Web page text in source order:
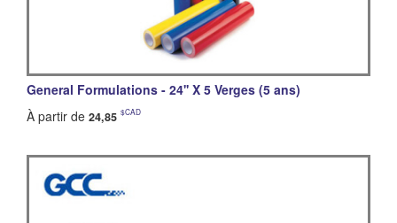
General Formulations - 24'' X 5 Verges (5 ans)
À partir de 24,85 $CAD